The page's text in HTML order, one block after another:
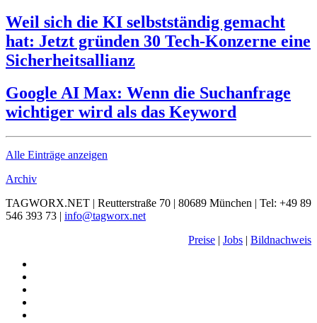
Weil sich die KI selbstständig gemacht
hat: Jetzt gründen 30 Tech-Konzerne eine
Sicherheitsallianz
Google AI Max: Wenn die Suchanfrage
wichtiger wird als das Keyword
Alle Einträge anzeigen
Archiv
TAGWORX.NET | Reutterstraße 70 | 80689 München | Tel: +49 89
546 393 73 | info@tagworx.net
Preise | Jobs | Bildnachweis